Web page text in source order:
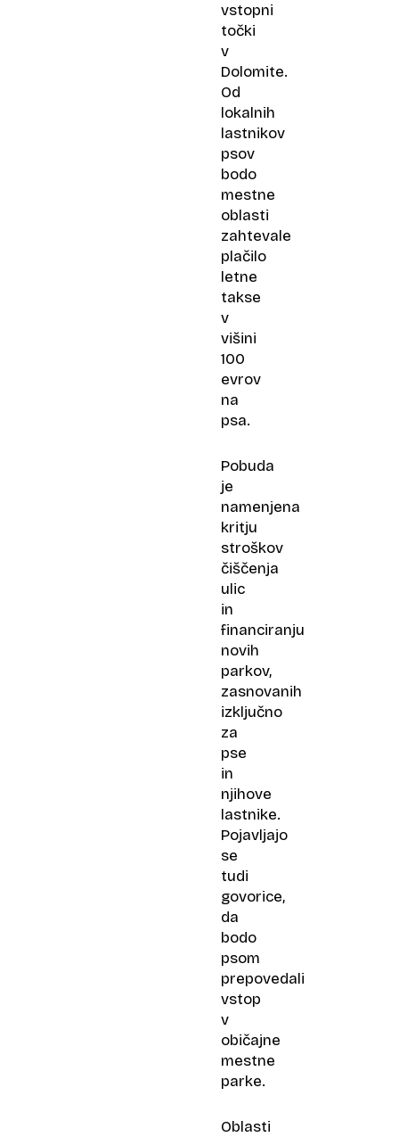
vstopni
točki
v
Dolomite.
Od
lokalnih
lastnikov
psov
bodo
mestne
oblasti
zahtevale
plačilo
letne
takse
v
višini
100
evrov
na
psa.
Pobuda
je
namenjena
kritju
stroškov
čiščenja
ulic
in
financiranju
novih
parkov,
zasnovanih
izključno
za
pse
in
njihove
lastnike.
Pojavljajo
se
tudi
govorice,
da
bodo
psom
prepovedali
vstop
v
običajne
mestne
parke.
Oblasti